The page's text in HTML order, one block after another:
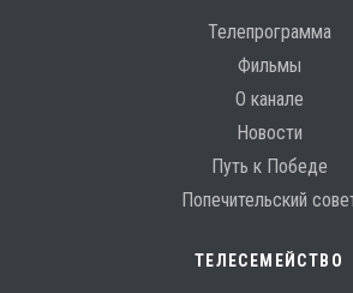
Телепрограмма
Фильмы
О канале
Новости
Путь к Победе
Попечительский
ТЕЛЕСЕМЕЙСТВО